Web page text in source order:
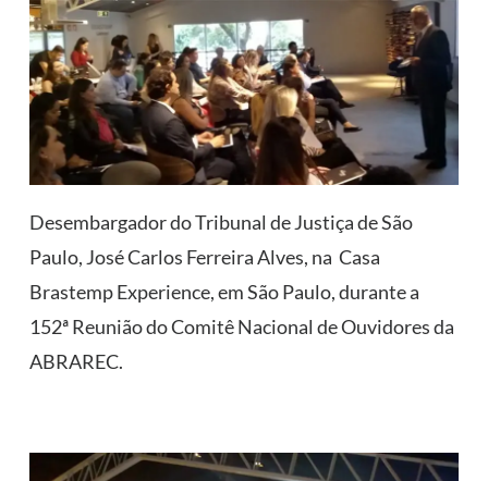
Desembargador do Tribunal de Justiça de São
Paulo, José Carlos Ferreira Alves, na Casa
Brastemp Experience, em São Paulo, durante a
152ª Reunião do Comitê Nacional de Ouvidores da
ABRAREC.